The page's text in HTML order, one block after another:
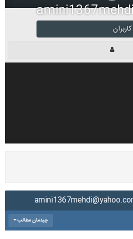
کاربران
چیدمان مطالب